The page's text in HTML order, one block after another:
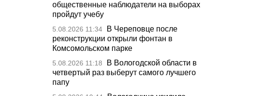
общественные наблюдатели на выборах
пройдут учебу
5.08.2026 11:34
В Череповце после
реконструкции открыли фонтан в
Комсомольском парке
5.08.2026 11:18
В Вологодской области в
четвертый раз выберут самого лучшего
папу